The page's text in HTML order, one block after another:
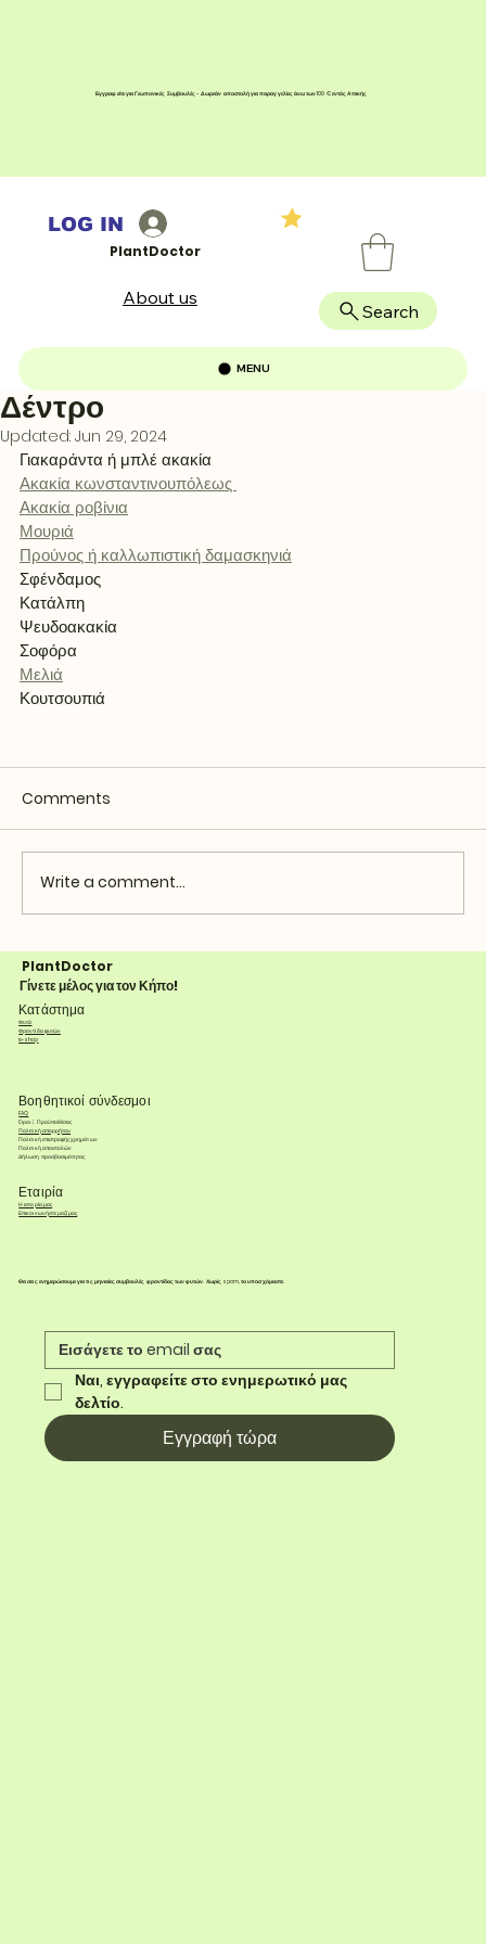
Δέντρο
Updated: Jun 29, 2024
Γιακαράντα ή μπλέ ακακία
Ακακία κωνσταντινουπόλεως
Ακακία ροβίνια
Μουριά
Προύνος ή καλλωπιστική δαμασκηνιά
Σφένδαμος
Κατάλπη
Ψευδοακακία
Σοφόρα
Μελιά
Κουτσουπιά
Comments
Write a comment...
Εγγραφείτε για Γεωπονικές Συμβουλές - Δωρεάν αποστολή για παραγγελίες άνω των 100 € εντός Αττικής
PlantDoctor
Search
MENU
LOG IN
About us
PlantDoctor
Γίνετε μέλος για τον Κήπο!
Κατάστημα
Φυτά
Φροντίδα φυτών
e-shop
Βοηθητικοί σύνδεσμοι
FAQ
Όροι & Προϋποθέσεις
Πολιτική απορρήτου
Πολιτική επιστροφής χρημάτων
Πολιτική αποστολών
Δήλωση προσβασιμότητας
Εταιρία
Η ιστορία μας
Επικοινωνήστε μαζί μας
Θα σας ενημερώσουμε για τις μηνιαίες συμβουλές φροντίδας των φυτών. Χωρίς spam, το υποσχόμαστε.
Ναι, εγγραφείτε στο ενημερωτικό μας
δελτίο.
Εγγραφή τώρα